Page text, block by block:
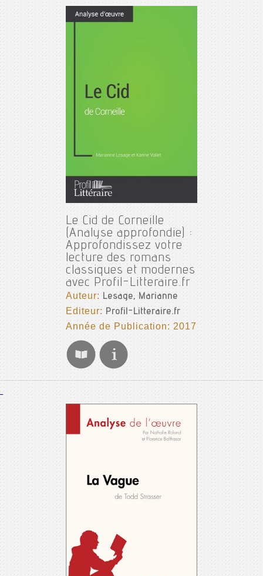
Le Cid de Corneille
(Analyse approfondie) :
Approfondissez votre
lecture des romans
classiques et modernes
avec Profil-Litteraire.fr
Auteur:Lesage, Marianne
Editeur: Profil-Litteraire.fr
Année de Publication: 2017